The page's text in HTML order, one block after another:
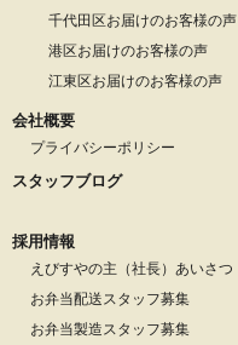
千代田区お届けのお客様の声
港区お届けのお客様の声
江東区お届けのお客様の声
会社概要
プライバシーポリシー
スタッフブログ
採用情報
えびすやの主（社長）あいさつ
お弁当配送スタッフ募集
お弁当製造スタッフ募集